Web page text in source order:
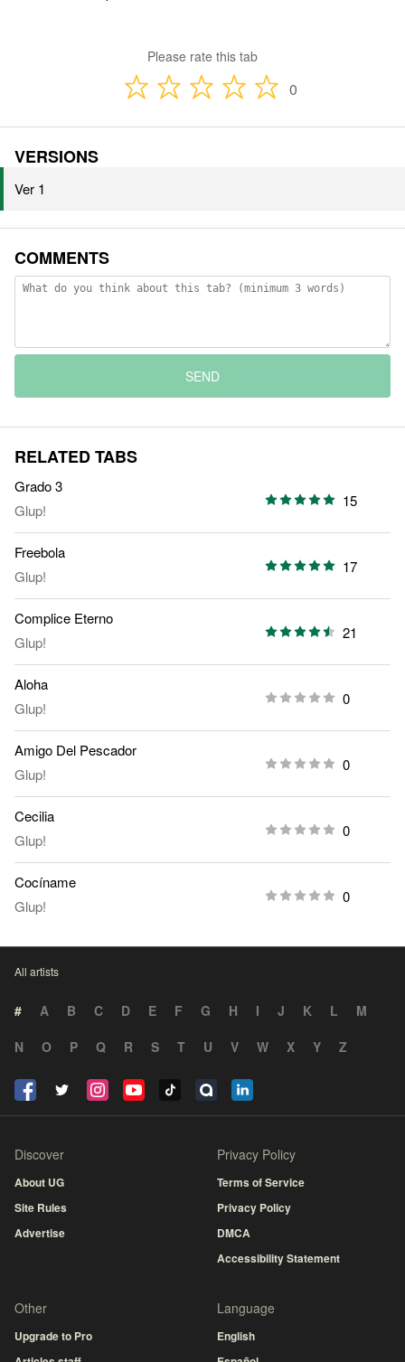
Please rate this tab
0
VERSIONS
Ver 1
COMMENTS
SEND
RELATED TABS
Grado 3
Glup!
15
Freebola
Glup!
17
Complice Eterno
Glup!
21
Aloha
Glup!
0
Amigo Del Pescador
Glup!
0
Cecilia
Glup!
0
Cocíname
Glup!
0
All artists
# A B C D E F G H I J K L
M
N
O P Q R S T U V W X Y Z
Discover
About UG
Site Rules
Advertise
Privacy Policy
Terms of Service
Privacy Policy
DMCA
Accessibility Statement
Other
Upgrade to Pro
Language
English